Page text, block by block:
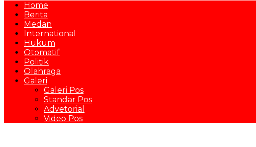
Home
Berita
Medan
International
Hukum
Otomatif
Politik
Olahraga
Galeri
Galeri Pos
Standar Pos
Advetorial
Video Pos